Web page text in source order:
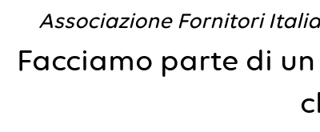
Associazione Fornitori
Facciamo parte di